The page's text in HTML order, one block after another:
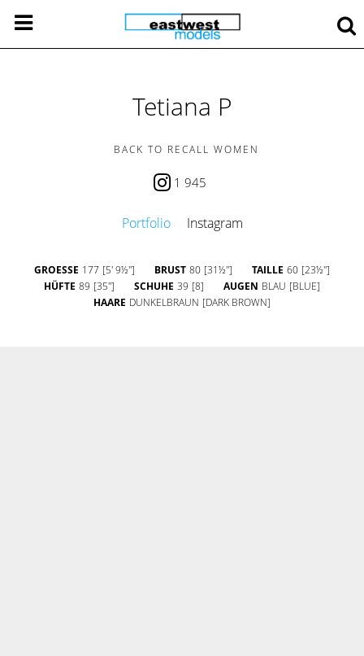
Tetiana P
BACK TO RECALL WOMEN
1 945
Portfolio Instagram
GROESSE 177 [5' 9½''] BRUST 80 [31½''] TAILLE 60 [23½'']
HÜFTE 89 [35''] SCHUHE 39 [8] AUGEN BLAU [BLUE]
HAARE DUNKELBRAUN [DARK BROWN]